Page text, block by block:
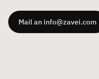
Mail an info@zavei.com